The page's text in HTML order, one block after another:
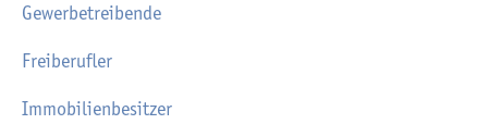
Gewerbetreibende
Freiberufler
Immobilienbesitzer